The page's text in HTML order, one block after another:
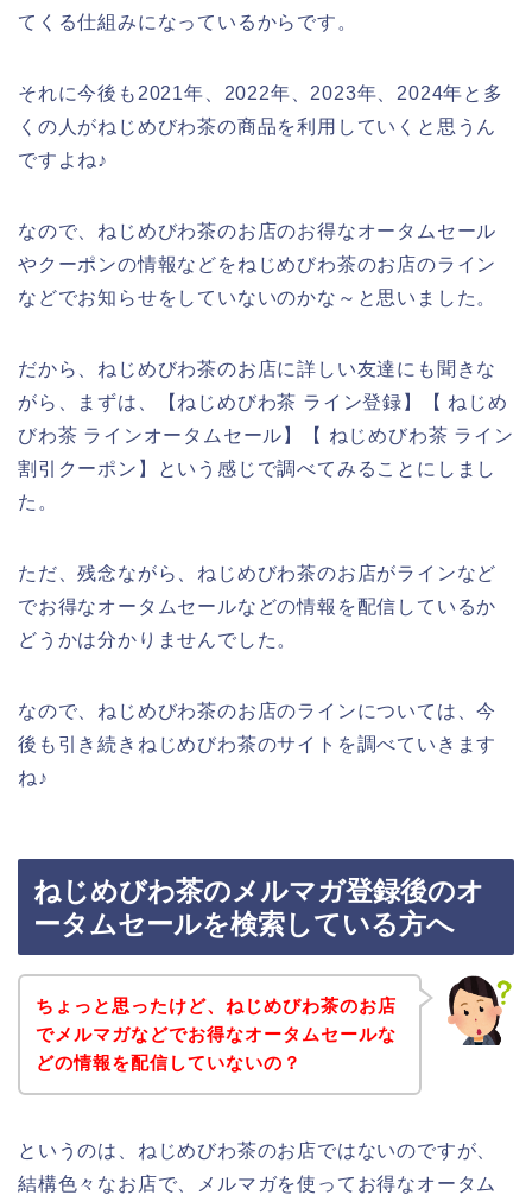
てくる仕組みになっているからです。
それに今後も2021年、2022年、2023年、2024年と多
くの人がねじめびわ茶の商品を利用していくと思うん
ですよね♪
なので、ねじめびわ茶のお店のお得なオータムセール
やクーポンの情報などをねじめびわ茶のお店のライン
などでお知らせをしていないのかな～と思いました。
だから、ねじめびわ茶のお店に詳しい友達にも聞きな
がら、まずは、【ねじめびわ茶 ライン登録】【 ねじめ
びわ茶 ラインオータムセール】【 ねじめびわ茶 ライン
割引クーポン】という感じで調べてみることにしまし
た。
ただ、残念ながら、ねじめびわ茶のお店がラインなど
でお得なオータムセールなどの情報を配信しているか
どうかは分かりませんでした。
なので、ねじめびわ茶のお店のラインについては、今
後も引き続きねじめびわ茶のサイトを調べていきます
ね♪
ねじめびわ茶のメルマガ登録後のオ
ータムセールを検索している方へ
ちょっと思ったけど、ねじめびわ茶のお店
でメルマガなどでお得なオータムセールな
どの情報を配信していないの？
というのは、ねじめびわ茶のお店ではないのですが、
結構色々なお店で、メルマガを使ってお得なオータム